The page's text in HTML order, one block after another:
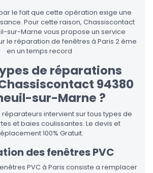
le fait que cette opération exige une
Pour cette raison, Chassiscontact
sur-Marne vous propose un service
le réparation de fenêtres à Paris 2 ème
en un temps record
de réparations
94380
sur-Marne ?
intervient sur tous types de
et baies coulissantes. Le devis et
100% Gratuit.
des fenêtres PVC
PVC à Paris consiste a remplacer